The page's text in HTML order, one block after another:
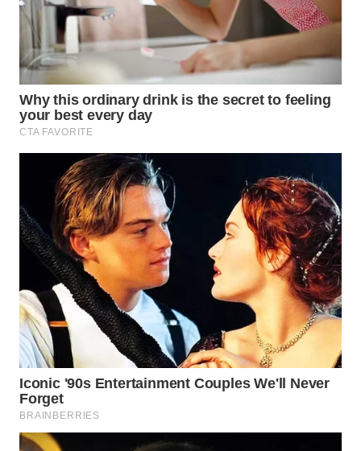
WN
LANGKAT
WN
TAPANULI
SELATAN
TANJUNG
LESUNG
WN
KARO
WN
SIMALUNGUN
WN
LABUHANBATU
TAPANULI